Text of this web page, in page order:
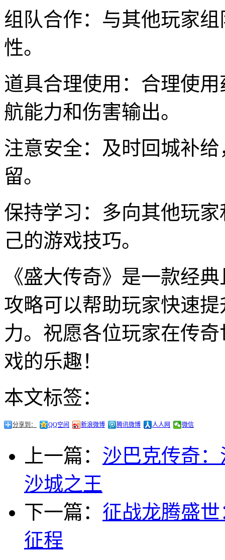
组队合作：与其他玩家
性。
道具合理使用：合理使
航能力和伤害输出。
注意安全：及时回城补
留。
保持学习：多向其他玩
己的游戏技巧。
《盛大传奇》是一款经
攻略可以帮助玩家快速
力。祝愿各位玩家在传
戏的乐趣！
本文标签：
分享到： QQ空间 新浪微博 腾讯微博 人人网 微信
上一篇： 沙巴克传奇
沙城之王
下一篇： 征战龙腾盛
征程